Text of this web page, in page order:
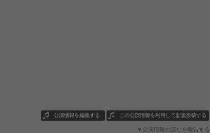
この公演情報を利用して新規投稿する
公演情報を編集する
▼公演情報の誤りを報告する